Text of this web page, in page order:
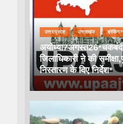
उत्तर प्रदेश उत्तराखंड ब्रेकिंग
अयोध्या7अगस्त26*चकबंदी
जिलाधिकारी ने की
निस्तारण के दिए निर्देश*